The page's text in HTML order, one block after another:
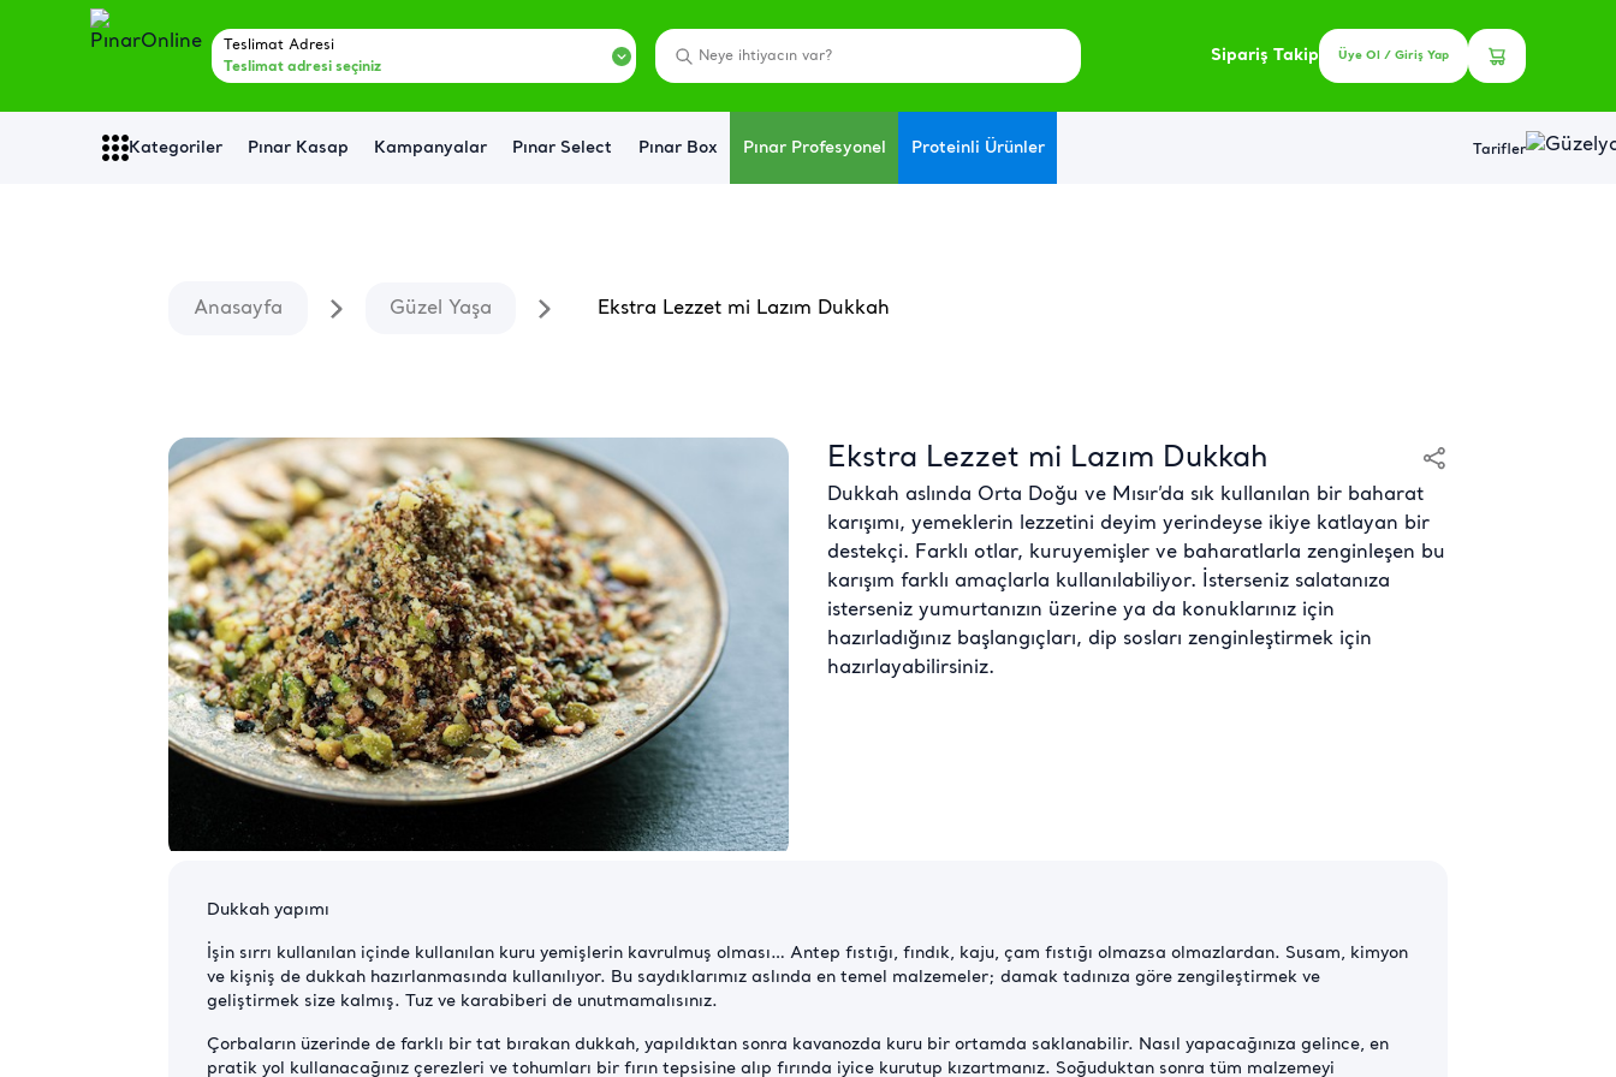
Teslimat Adresi
Teslimat adresi seçiniz
Sipariş Takip Üye Ol / Giriş Yap
Kategoriler Pınar Kasap Kampanyalar Pınar Select Pınar Box Pınar Profesyonel Proteinli Ürünler Tarifler
Anasayfa Güzel Yaşa Ekstra Lezzet mi Lazım Dukkah
Ekstra Lezzet mi Lazım Dukkah
Dukkah aslında Orta Doğu ve Mısır’da sık kullanılan bir baharat
karışımı, yemeklerin lezzetini deyim yerindeyse ikiye katlayan bir
destekçi. Farklı otlar, kuruyemişler ve baharatlarla zenginleşen bu
karışım farklı amaçlarla kullanılabiliyor. İsterseniz salatanıza
isterseniz yumurtanızın üzerine ya da konuklarınız için
hazırladığınız başlangıçları, dip sosları zenginleştirmek için
hazırlayabilirsiniz.
Dukkah yapımı
İşin sırrı kullanılan içinde kullanılan kuru yemişlerin kavrulmuş olması… Antep fıstığı, fındık, kaju, çam fıstığı olmazsa olmazlardan. Susam, kimyon
ve kişniş de dukkah hazırlanmasında kullanılıyor. Bu saydıklarımız aslında en temel malzemeler; damak tadınıza göre zengileştirmek ve
geliştirmek size kalmış. Tuz ve karabiberi de unutmamalısınız.
Çorbaların üzerinde de farklı bir tat bırakan dukkah, yapıldıktan sonra kavanozda kuru bir ortamda saklanabilir. Nasıl yapacağınıza gelince, en
pratik yol kullanacağınız çerezleri ve tohumları bir fırın tepsisine alıp fırında iyice kurutup kızartmanız. Soğuduktan sonra tüm malzemeyi